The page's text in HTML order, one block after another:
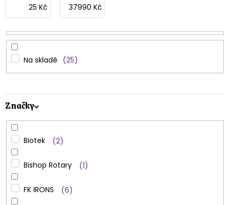
r
o
d
u
k
t
ů
25 Kč 37990 Kč
Na skladě 25
Značky
Biotek 2
Bishop Rotary 1
FK IRONS 6